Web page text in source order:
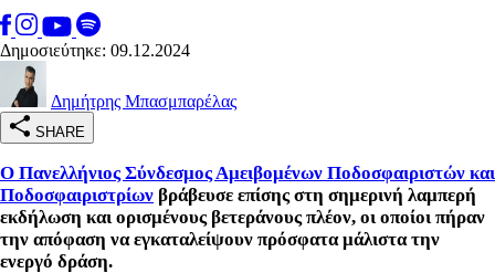
Δημοσιεύτηκε: 09.12.2024
Δημήτρης Μπασμπαρέλας
SHARE
Ο Πανελλήνιος Σύνδεσμος Αμειβομένων Ποδοσφαιριστών και
Ποδοσφαιριστρίων βράβευσε επίσης στη σημερινή λαμπερή
εκδήλωση και ορισμένους βετεράνους πλέον, οι οποίοι πήραν
την απόφαση να εγκαταλείψουν πρόσφατα μάλιστα την
ενεργό δράση.